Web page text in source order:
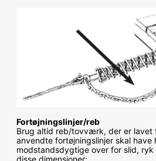
Fortøjningslinjer/reb
Brug altid reb/tovværk, der er lavet
anvendte fortøjningslinjer skal
modstandsdygtige over for slid, ryk